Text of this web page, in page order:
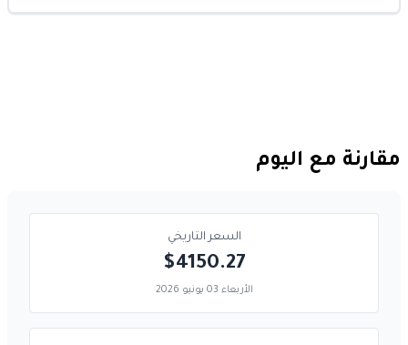
مقارنة مع اليوم
السعر التاريخي
$4150.27
الأربعاء 03 يونيو 2026